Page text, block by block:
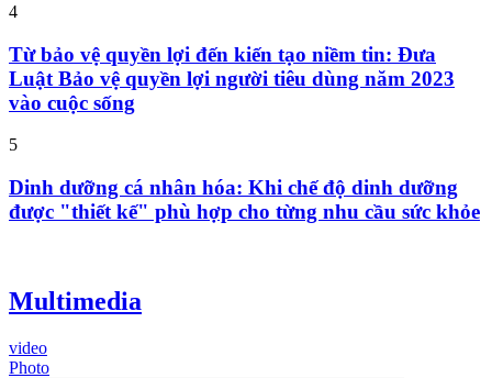
4
Từ bảo vệ quyền lợi đến kiến tạo niềm tin: Đưa
Luật Bảo vệ quyền lợi người tiêu dùng năm 2023
vào cuộc sống
5
Dinh dưỡng cá nhân hóa: Khi chế độ dinh dưỡng
được "thiết kế" phù hợp cho từng nhu cầu sức khỏe
Multimedia
video
Photo